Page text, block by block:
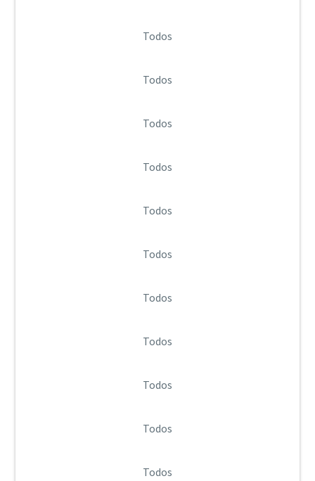
Todos
Todos
Todos
Todos
Todos
Todos
Todos
Todos
Todos
Todos
Todos